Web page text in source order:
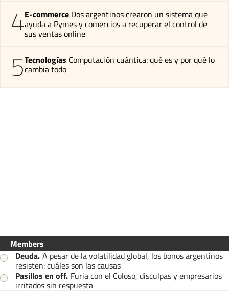
4E-commerce Dos argentinos crearon un sistema que
ayuda a Pymes y comercios a recuperar el control de
sus ventas online
5Tecnologías Computación cuántica: qué es y por qué lo
cambia todo
Members
Deuda. A pesar de la volatilidad global, los bonos argentinos
resisten: cuáles son las causas
Pasillos en off. Furia con el Coloso, disculpas y empresarios
irritados sin respuesta